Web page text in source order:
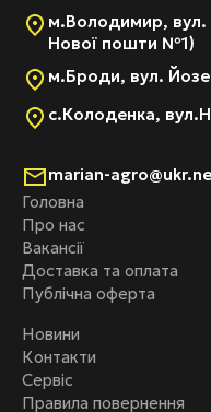
Головна
Про нас
Вакансії
Доставка та оплата
Публічна оферта
Новини
Контакти
Сервіс
Правила повернення
м.Володимир, вул.
Нової пошти №1)
м.Броди, вул.
с.Колоденка,
marian-